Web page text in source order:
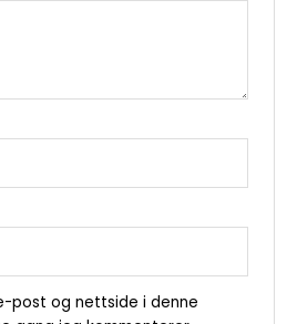
post og nettside i denne